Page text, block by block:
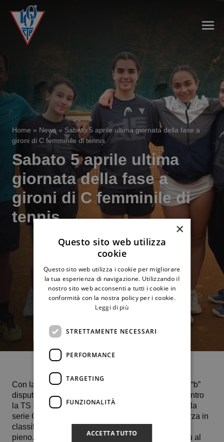
Home » News » Sabato 5 aprile ultima giornata della fase a
gironi di C femminile di tennis
Sabato 5 aprile ultima
giornata della fase a
gironi di C femminile di
tennis
Con la gara interna che le ragazze del Ct Palermo “b”
disputeranno in casa sabato 5 aprile alle ore 15 contro
la TS Monte Kà Tira si chiuderà la fase a gironi della
serie C. Al momento la compagine del Circolo è terza in
classifica, mentre le etnee sono prime a punteggio
pieno. Ricordiamo che il team “a” non partecipa più al
×
Questo sito web utilizza
cookie
Questo sito web utilizza i cookie per migliorare
la tua esperienza di navigazione. Utilizzando il
nostro sito web acconsenti a tutti i cookie in
conformità con la nostra policy per i cookie.
Leggi di più
STRETTAMENTE NECESSARI
PERFORMANCE
TARGETING
FUNZIONALITÀ
ACCETTA TUTTO